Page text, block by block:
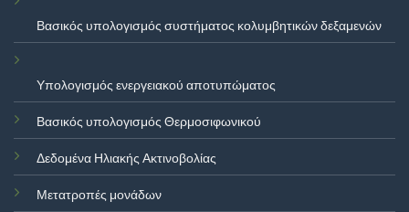
Βασικός υπολογισμός συστήματος κολυμβητικών δεξαμενών
Υπολογισμός ενεργειακού αποτυπώματος
Βασικός υπολογισμός Θερμοσιφωνικού
Δεδομένα Ηλιακής Ακτινοβολίας
Μετατροπές μονάδων